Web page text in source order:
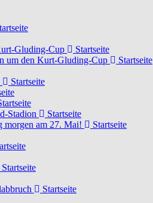
Gluding-Cup
Startseite
um den Kurt-Gluding-Cup
Startseite
Startseite
Stadion
Startseite
morgen am 27. Mai!
Startseite
Startseite
Startseite